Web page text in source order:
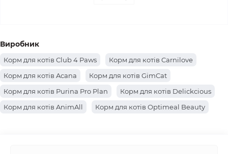
Виробник
Корм для котів Club 4 Paws
Корм для котів Carnilove
Корм для котів Acana
Корм для котів GimCat
Корм для котів Purina Pro Plan
Корм для котів Delickcious
Корм для котів AnimAll
Корм для котів Optimeal Beauty